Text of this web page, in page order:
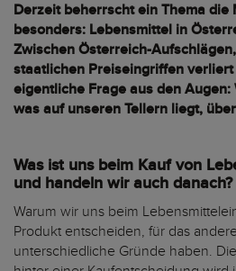
Derzeit beherrscht ein Thema die
besonders: Lebensmittel in
Zwischen Österreich-
staatlichen Preiseingriffen
eigentliche Frage aus den Augen:
was auf unseren Tellern liegt,
Was ist uns beim Kauf von
und handeln wir auch danach?
Warum wir uns beim
Produkt entscheiden, für das
unterschiedliche Gründe haben.